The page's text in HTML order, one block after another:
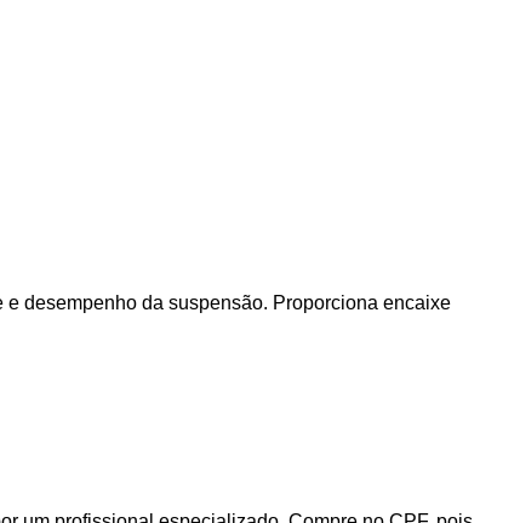
desempenho da suspensão. Proporciona encaixe